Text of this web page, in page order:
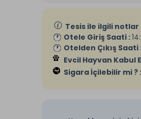
Tesis ile ilgili notlar
Otele Giriş Saati :
Otelden Çıkış Saati
Evcil Hayvan Kabul
Sigara İçilebilir mi ? :